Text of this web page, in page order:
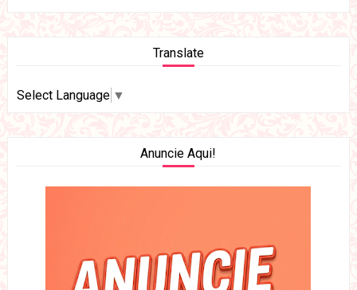
Translate
Select Language ▼
Anuncie Aqui!